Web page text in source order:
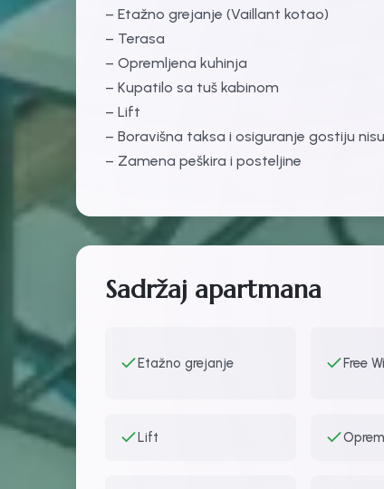
– Etažno grejanje (Vaillant kotao)
– Terasa
– Opremljena kuhinja
– Kupatilo sa tuš kabinom
– Lift
– Boravišna taksa i osiguranje gostiju
– Zamena peškira i posteljine
Sadržaj apartmana
Etažno grejanje Free
Lift